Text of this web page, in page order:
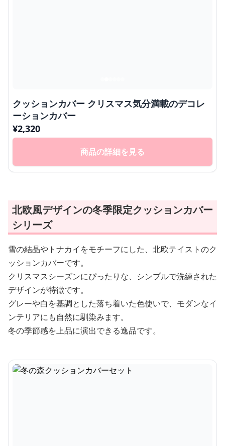
クッションカバー クリスマス気分満載のデコレ
ーションカバー
¥2,320
商品の詳細を見る
北欧風デザインの冬季限定クッションカバー
シリーズ
雪の結晶やトナカイをモチーフにした、北欧テイストのク
ッションカバーです。
クリスマスシーズンにぴったりな、シンプルで洗練された
デザインが特徴です。
グレーや白を基調とした落ち着いた色使いで、モダンなイ
ンテリアにも自然に馴染みます。
冬の季節感を上品に演出できる逸品です。